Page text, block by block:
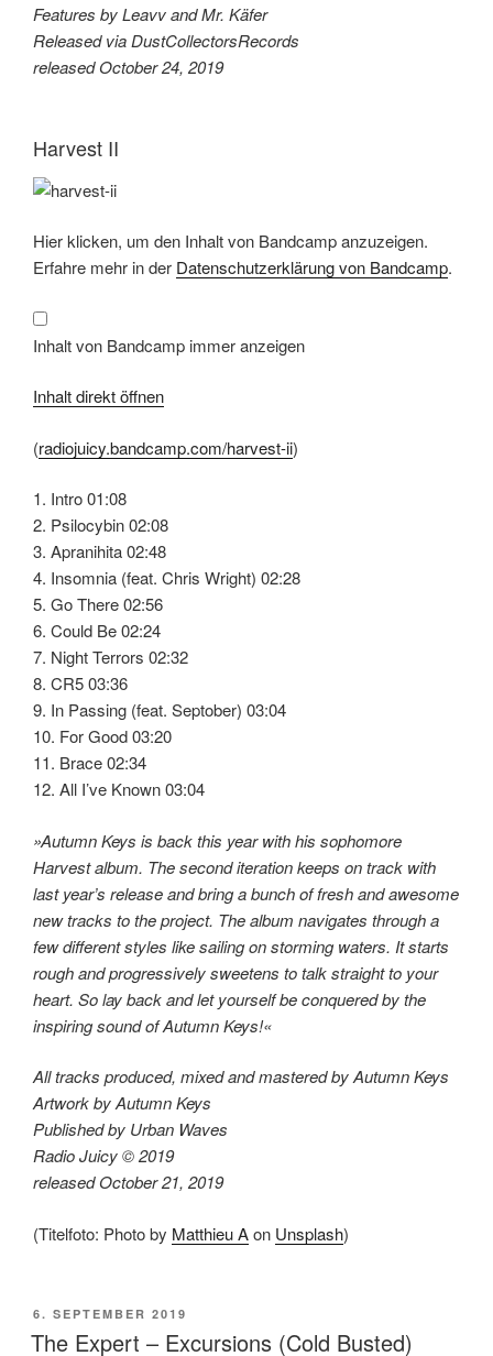
Features by Leavv and Mr. Käfer
Released via DustCollectorsRecords
released October 24, 2019
Harvest II
Inhalt
von
Bandcamp
anzeigen
Hier klicken, um den Inhalt von Bandcamp anzuzeigen.
Erfahre mehr in der Datenschutzerklärung von Bandcamp.
Inhalt von Bandcamp immer anzeigen
Inhalt direkt öffnen
(radiojuicy.bandcamp.com/harvest-ii)
1. Intro 01:08
2. Psilocybin 02:08
3. Apranihita 02:48
4. Insomnia (feat. Chris Wright) 02:28
5. Go There 02:56
6. Could Be 02:24
7. Night Terrors 02:32
8. CR5 03:36
9. In Passing (feat. Septober) 03:04
10. For Good 03:20
11. Brace 02:34
12. All I’ve Known 03:04
»Autumn Keys is back this year with his sophomore
Harvest album. The second iteration keeps on track with
last year’s release and bring a bunch of fresh and awesome
new tracks to the project. The album navigates through a
few different styles like sailing on storming waters. It starts
rough and progressively sweetens to talk straight to your
heart. So lay back and let yourself be conquered by the
inspiring sound of Autumn Keys!«
All tracks produced, mixed and mastered by Autumn Keys
Artwork by Autumn Keys
Published by Urban Waves
Radio Juicy © 2019
released October 21, 2019
(Titelfoto: Photo by Matthieu Aon Unsplash)
VERÖFFENTLICHT
AM
6. SEPTEMBER 2019
The Expert – Excursions (Cold Busted)